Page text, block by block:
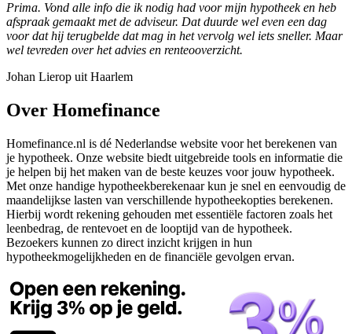
Prima. Vond alle info die ik nodig had voor mijn hypotheek en heb
afspraak gemaakt met de adviseur. Dat duurde wel even een dag
voor dat hij terugbelde dat mag in het vervolg wel iets sneller. Maar
wel tevreden over het advies en renteooverzicht.
Johan Lierop uit Haarlem
Over Homefinance
Homefinance.nl is dé Nederlandse website voor het berekenen van
je hypotheek. Onze website biedt uitgebreide tools en informatie die
je helpen bij het maken van de beste keuzes voor jouw hypotheek.
Met onze handige hypotheekberekenaar kun je snel en eenvoudig de
maandelijkse lasten van verschillende hypotheekopties berekenen.
Hierbij wordt rekening gehouden met essentiële factoren zoals het
leenbedrag, de rentevoet en de looptijd van de hypotheek.
Bezoekers kunnen zo direct inzicht krijgen in hun
hypotheekmogelijkheden en de financiële gevolgen ervan.